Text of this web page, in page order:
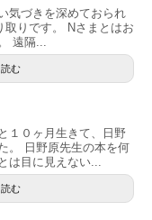
気づきを深めておられ
取りです。 Nさまとはお
遠隔...
む
１０ヶ月生きて、日野
。 日野原先生の本を何
は目に見えない...
む